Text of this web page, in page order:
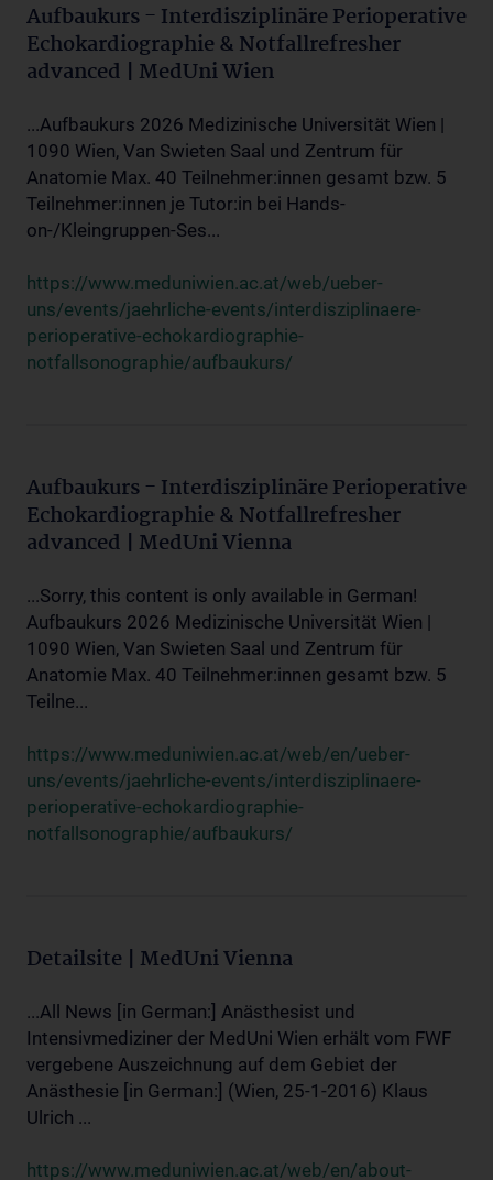
Aufbaukurs - Interdisziplinäre Perioperative
Echokardiographie & Notfallrefresher
advanced | MedUni Wien
...Aufbaukurs 2026 Medizinische Universität Wien |
1090 Wien, Van Swieten Saal und Zentrum für
Anatomie Max. 40 Teilnehmer:innen gesamt bzw. 5
Teilnehmer:innen je Tutor:in bei Hands-
on-/Kleingruppen-Ses...
https://www.meduniwien.ac.at/web/ueber-
uns/events/jaehrliche-events/interdisziplinaere-
perioperative-echokardiographie-
notfallsonographie/aufbaukurs/
Aufbaukurs - Interdisziplinäre Perioperative
Echokardiographie & Notfallrefresher
advanced | MedUni Vienna
...Sorry, this content is only available in German!
Aufbaukurs 2026 Medizinische Universität Wien |
1090 Wien, Van Swieten Saal und Zentrum für
Anatomie Max. 40 Teilnehmer:innen gesamt bzw. 5
Teilne...
https://www.meduniwien.ac.at/web/en/ueber-
uns/events/jaehrliche-events/interdisziplinaere-
perioperative-echokardiographie-
notfallsonographie/aufbaukurs/
Detailsite | MedUni Vienna
...All News [in German:] Anästhesist und
Intensivmediziner der MedUni Wien erhält vom FWF
vergebene Auszeichnung auf dem Gebiet der
Anästhesie [in German:] (Wien, 25-1-2016) Klaus
Ulrich ...
https://www.meduniwien.ac.at/web/en/about-